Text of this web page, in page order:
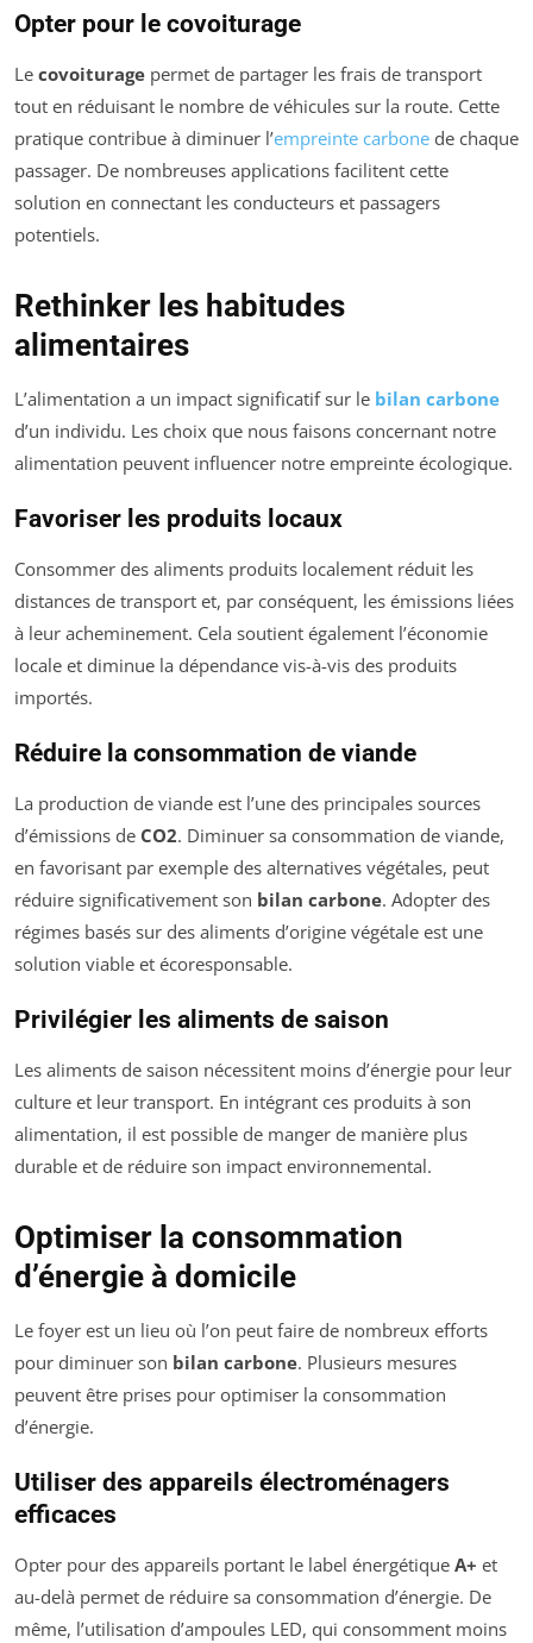
Opter pour le covoiturage
Le covoiturage permet de partager les frais de transport
tout en réduisant le nombre de véhicules sur la route. Cette
pratique contribue à diminuer l’empreinte carbone de chaque
passager. De nombreuses applications facilitent cette
solution en connectant les conducteurs et passagers
potentiels.
Rethinker les habitudes
alimentaires
L’alimentation a un impact significatif sur le bilan carbone
d’un individu. Les choix que nous faisons concernant notre
alimentation peuvent influencer notre empreinte écologique.
Favoriser les produits locaux
Consommer des aliments produits localement réduit les
distances de transport et, par conséquent, les émissions liées
à leur acheminement. Cela soutient également l’économie
locale et diminue la dépendance vis-à-vis des produits
importés.
Réduire la consommation de viande
La production de viande est l’une des principales sources
d’émissions de CO2. Diminuer sa consommation de viande,
en favorisant par exemple des alternatives végétales, peut
réduire significativement son bilan carbone. Adopter des
régimes basés sur des aliments d’origine végétale est une
solution viable et écoresponsable.
Privilégier les aliments de saison
Les aliments de saison nécessitent moins d’énergie pour leur
culture et leur transport. En intégrant ces produits à son
alimentation, il est possible de manger de manière plus
durable et de réduire son impact environnemental.
Optimiser la consommation
d’énergie à domicile
Le foyer est un lieu où l’on peut faire de nombreux efforts
pour diminuer son bilan carbone. Plusieurs mesures
peuvent être prises pour optimiser la consommation
d’énergie.
Utiliser des appareils électroménagers
efficaces
Opter pour des appareils portant le label énergétique A+ et
au-delà permet de réduire sa consommation d’énergie. De
même, l’utilisation d’ampoules LED, qui consomment moins